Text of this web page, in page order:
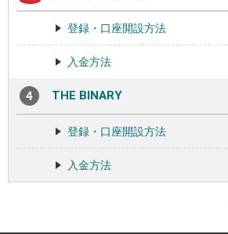
登録・口座開設方法
入金方法
THE BINARY
登録・口座開設方法
入金方法